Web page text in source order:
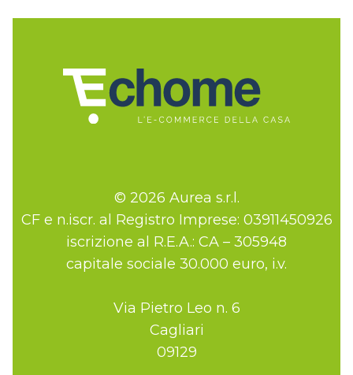
© 2026 Aurea s.r.l.
CF e n.iscr. al Registro Imprese: 03911450926
iscrizione al R.E.A.: CA – 305948
capitale sociale 30.000 euro, i.v.
Via Pietro Leo n. 6
Cagliari
09129